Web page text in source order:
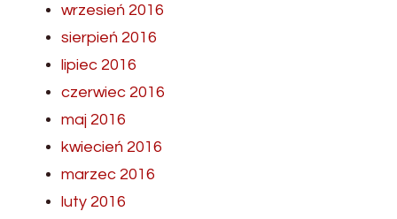
wrzesień 2016
sierpień 2016
lipiec 2016
czerwiec 2016
maj 2016
kwiecień 2016
marzec 2016
luty 2016